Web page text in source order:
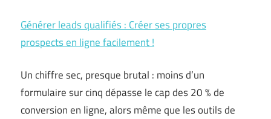
Générer leads qualifiés : Créer ses propres
prospects en ligne facilement !
Un chiffre sec, presque brutal : moins d’un
formulaire sur cinq dépasse le cap des 20 % de
conversion en ligne, alors même que les outils de